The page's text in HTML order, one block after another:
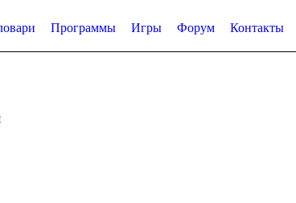
Программы Игры Форум Контакты